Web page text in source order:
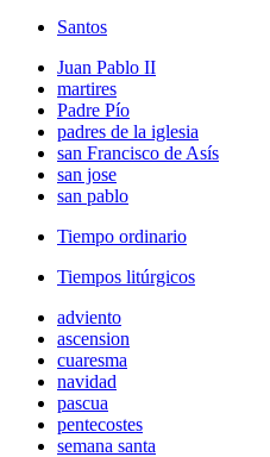
Santos
Juan Pablo II
martires
Padre Pío
padres de la iglesia
san Francisco de Asís
san jose
san pablo
Tiempo ordinario
Tiempos litúrgicos
adviento
ascension
cuaresma
navidad
pascua
pentecostes
semana santa